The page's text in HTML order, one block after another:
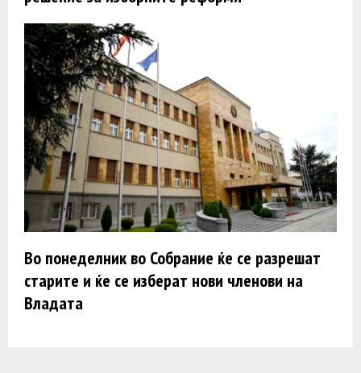
Во понеделник во Собрание ќе се разрешат
старите и ќе се изберат нови членови на
Владата